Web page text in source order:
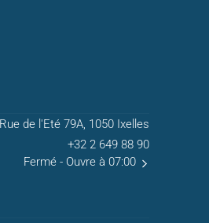
Rue de l'Eté 79A, 1050 Ixelles
+32 2 649 88 90
Fermé - Ouvre à 07:00